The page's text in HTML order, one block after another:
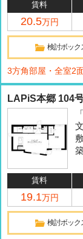
賃料
20.5万円
検討ボック
3方角部屋・全室2
LAPiS本郷 104
「
賃料
19.1万円
検討ボック